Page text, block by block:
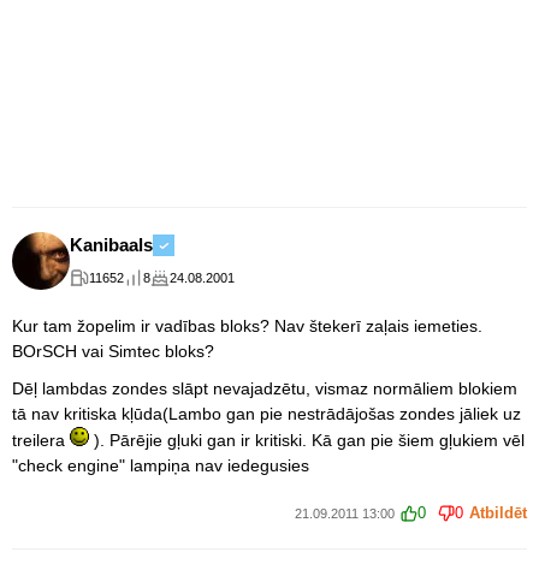
Kanibaals
11652 8 24.08.2001
Kur tam žopelim ir vadības bloks? Nav štekerī zaļais iemeties.
BOrSCH vai Simtec bloks?
Dēļ lambdas zondes slāpt nevajadzētu, vismaz normāliem blokiem
tā nav kritiska kļūda(Lambo gan pie nestrādājošas zondes jāliek uz
treilera
). Pārējie gļuki gan ir kritiski. Kā gan pie šiem gļukiem vēl
"check engine" lampiņa nav iedegusies
21.09.2011 13:00 0 0 Atbildēt